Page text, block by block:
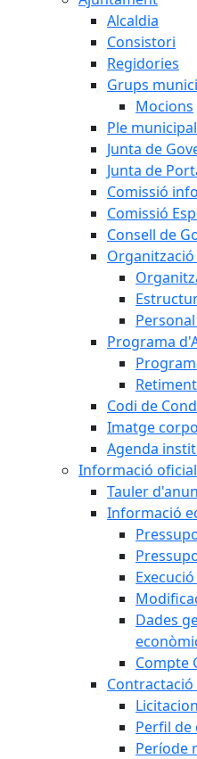
Alcaldia
Consistori
Regidories
Grups
Mocions
Ple municipal
Junta de
Junta de
Comissió
Comissió
Consell de
Programa
Codi de
Imatge
Agenda
Informació oficial
Tauler
Informació
Dades
Compte
Perfil
Període